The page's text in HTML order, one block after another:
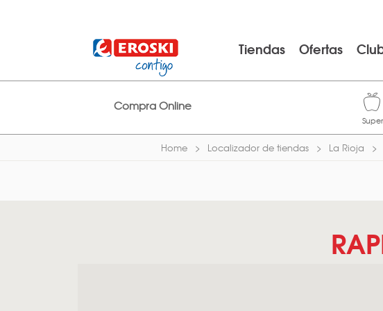
Tiendas Ofertas
Compra Online
Home Localizador de tiendas La Rioja